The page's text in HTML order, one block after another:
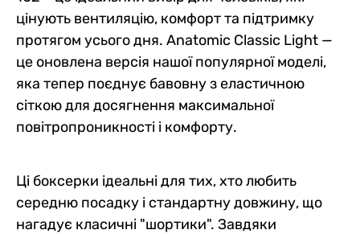
цінують вентиляцію, комфорт та підтримку
протягом усього дня. Anatomic Classic Light —
це оновлена версія нашої популярної моделі,
яка тепер поєднує бавовну з еластичною
сіткою для досягнення максимальної
повітропроникності і комфорту.
Ці боксерки ідеальні для тих, хто любить
середню посадку і стандартну довжину, що
нагадує класичні "шортики". Завдяки